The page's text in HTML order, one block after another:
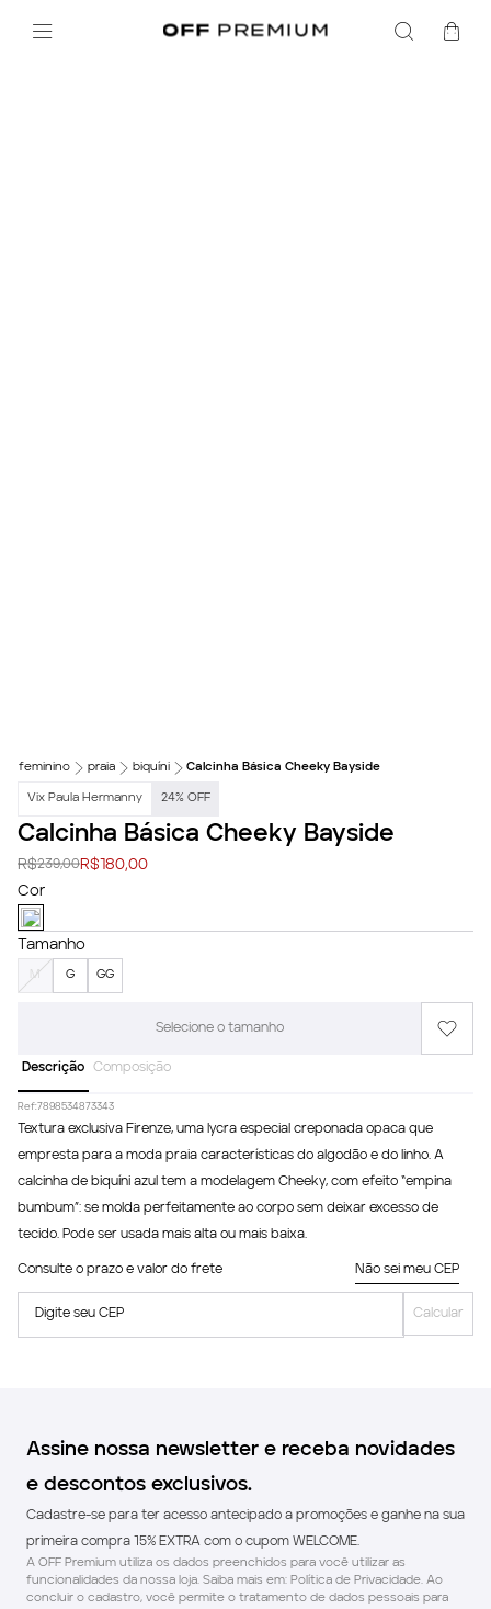
feminino praia biquíni Calcinha Básica Cheeky Bayside
Vix Paula Hermanny 24% OFF
Calcinha Básica Cheeky Bayside
R$239,00R$ 180,00
Cor
Tamanho
M G GG
Selecione o tamanho
Descrição Composição
Ref: 7898534873343
Textura exclusiva Firenze, uma lycra especial creponada opaca que
empresta para a moda praia características do algodão e do linho. A
calcinha de biquíni azul tem a modelagem Cheeky, com efeito “empina
bumbum”: se molda perfeitamente ao corpo sem deixar excesso de
tecido. Pode ser usada mais alta ou mais baixa.
Consulte o prazo e valor do frete Não sei meu CEP
Digite seu CEP Calcular
Assine nossa newsletter e receba novidades
e descontos exclusivos.
Cadastre-se para ter acesso antecipado a promoções e ganhe na sua
primeira compra 15% EXTRA com o cupom WELCOME.
A OFF Premium utiliza os dados preenchidos para você utilizar as
funcionalidades da nossa loja. Saiba mais em: Política de Privacidade. Ao
concluir o cadastro, você permite o tratamento de dados pessoais para